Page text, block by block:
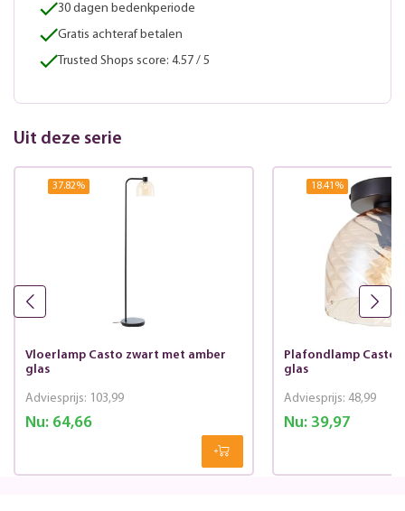
30 dagen bedenkperiode
Gratis achteraf betalen
Trusted Shops score: 4.57 / 5
Uit deze serie
37.82%
Vloerlamp Casto zwart met amber
glas
Nu:64,66
Adviesprijs: 103,99
18.41 %
Plafondlamp Casto
glas
Nu:39,97
Adviesprijs: 48,99